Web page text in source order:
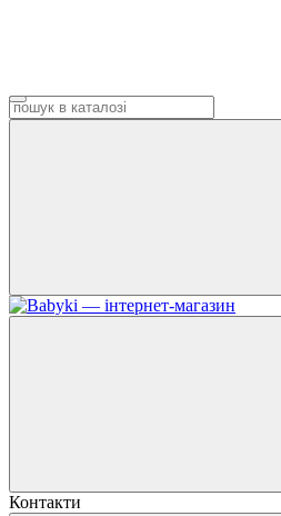
Контакти